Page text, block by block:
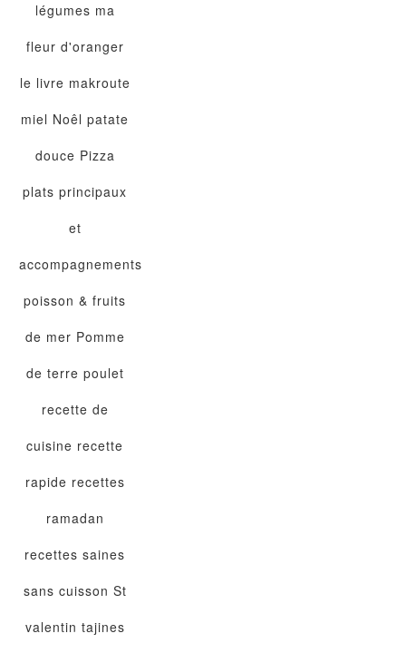
légumes ma
fleur d'oranger
le livre makroute
miel Noêl patate
douce Pizza
plats principaux
et
accompagnements
poisson & fruits
de mer Pomme
de terre poulet
recette de
cuisine recette
rapide recettes
ramadan
recettes saines
sans cuisson St
valentin tajines